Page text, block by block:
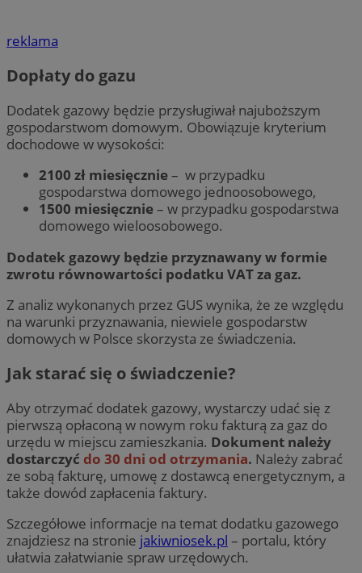
reklama
Dopłaty do gazu
Dodatek gazowy będzie przysługiwał najuboższym
gospodarstwom domowym. Obowiązuje kryterium
dochodowe w wysokości:
2100 zł miesięcznie– w przypadku
gospodarstwa domowego jednoosobowego,
1500 miesięcznie– w przypadku gospodarstwa
domowego wieloosobowego.
Dodatek gazowy będzie przyznawany w formie
zwrotu równowartości podatku VAT za gaz.
Z analiz wykonanych przez GUS wynika, że ze względu
na warunki przyznawania, niewiele gospodarstw
domowych w Polsce skorzysta ze świadczenia.
Jak starać się o świadczenie?
Aby otrzymać dodatek gazowy, wystarczy udać się z
pierwszą opłaconą w nowym roku fakturą za gaz do
urzędu w miejscu zamieszkania. Dokument należy
dostarczyć do 30 dni od otrzymania. Należy zabrać
ze sobą fakturę, umowę z dostawcą energetycznym, a
także dowód zapłacenia faktury.
Szczegółowe informacje na temat dodatku gazowego
znajdziesz na stronie jakiwniosek.pl – portalu, który
ułatwia załatwianie spraw urzędowych.